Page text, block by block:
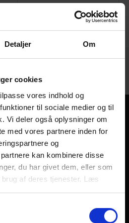
Detaljer Om
cookies
vores indhold og
til sociale medier og til
Vi deler også oplysninger om
med vores partnere inden for
og
kan kombinere disse
du har givet dem, eller som
af deres tjenester. Læs
med høj sikkerhed
værnemiddel i de fleste
et bredt udvalg af høreværn,
Disse passive høreværn
derfor også den prisbillige
formål – at beskytte din